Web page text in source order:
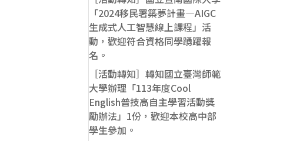
「2024移民署築夢計畫—AIGC
生成式人工智慧線上課程」活
動，歡迎符合資格同學踴躍報
名。
［活動轉知］轉知國立臺灣師範
大學辦理「113年度Cool
English普技高自主學習活動獎
勵辦法」1份，歡迎本校高中部
學生參加。